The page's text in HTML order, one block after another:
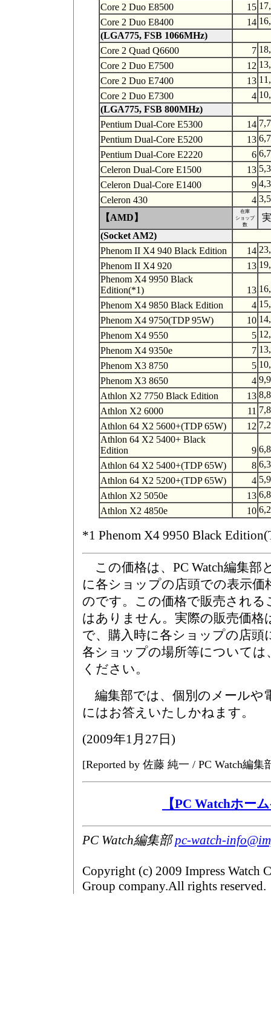
Core 2 Duo E8500
15
Core 2 Duo E8400
14
(LGA775, FSB 1066MHz)
Core 2 Quad Q6600
7
Core 2 Duo E7500
12
Core 2 Duo E7400
13
Core 2 Duo E7300
4
(LGA775, FSB 800MHz)
Pentium Dual-Core E5300
14
Pentium Dual-Core E5200
13
Pentium Dual-Core E2220
6
Celeron Dual-Core E1500
13
Celeron Dual-Core E1400
9
Celeron 430
4
【AMD】
在庫
ショップ
数
(Socket AM2)
Phenom II X4 940 Black Edition
14
Phenom II X4 920
13
Phenom X4 9950 Black
Edition(*1)
13
Phenom X4 9850 Black Edition
4
Phenom X4 9750(TDP 95W)
10
Phenom X4 9550
5
Phenom X4 9350e
7
Phenom X3 8750
5
Phenom X3 8650
4
Athlon X2 7750 Black Edition
13
Athlon X2 6000
11
Athlon 64 X2 5600+(TDP 65W)
12
Athlon 64 X2 5400+ Black
Edition
9
Athlon 64 X2 5400+(TDP 65W)
8
Athlon 64 X2 5200+(TDP 65W)
4
Athlon X2 5050e
13
Athlon X2 4850e
10
*1 Phenom X4 9950 Black
この価格は、PC Watch編集部
に各ショップの店頭での表示価
のです。この価格で販売され
はありません。実際の販売価格
で、購入時に各ショップの店頭
各ショップの場所等について
ください。
編集部では、個別のメールや
にはお答えいたしかねます。
(2009年1月27日 )
[Reported by 佐藤 純一 / PC Watch編集
【PC Watchホー
PC Watch編集部pc-watch-
Copyright (c) 2009 Impress Watch
Group company.All rights reserved.